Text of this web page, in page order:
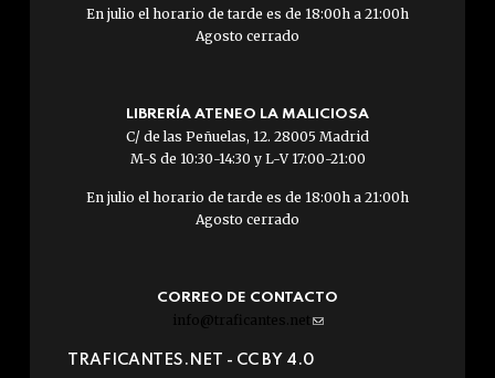
En julio el horario de tarde es de 18:00h a 21:00h
Agosto cerrado
LIBRERÍA ATENEO LA MALICIOSA
C/ de las Peñuelas, 12. 28005 Madrid
M-S de 10:30-14:30 y L-V 17:00-21:00
En julio el horario de tarde es de 18:00h a 21:00h
Agosto cerrado
CORREO DE CONTACTO
info@traficantes.net (link
e-
TRAFICANTES.NET - CC BY 4.0